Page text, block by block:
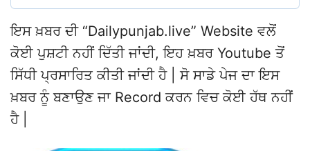
ਇਸ ਖ਼ਬਰ ਦੀ “Dailypunjab.live” Website ਵਲੋਂ
ਕੋਈ ਪੁਸ਼ਟੀ ਨਹੀਂ ਦਿੱਤੀ ਜਾਂਦੀ, ਇਹ ਖ਼ਬਰ Youtube ਤੋਂ
ਸਿੱਧੀ ਪ੍ਰਸਾਰਿਤ ਕੀਤੀ ਜਾਂਦੀ ਹੈ | ਸੋ ਸਾਡੇ ਪੇਜ ਦਾ ਇਸ
ਖ਼ਬਰ ਨੂੰ ਬਣਾਉਣ ਜਾ Record ਕਰਨ ਵਿਚ ਕੋਈ ਹੱਥ ਨਹੀਂ
ਹੈ |